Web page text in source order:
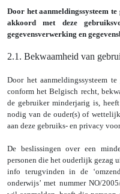
Door het aanmeldingssysteem
akkoord met deze
gegevensverwerking en
2.1. Bekwaamheid van
Door het aanmeldingssysteem
conform het Belgisch recht,
de gebruiker minderjarig is,
nodig van de ouder(s) of
aan deze gebruiks- en privacy
De beslissingen over een
personen die het ouderlijk gezag
info terugvinden in de
onderwijs’ met nummer NO/